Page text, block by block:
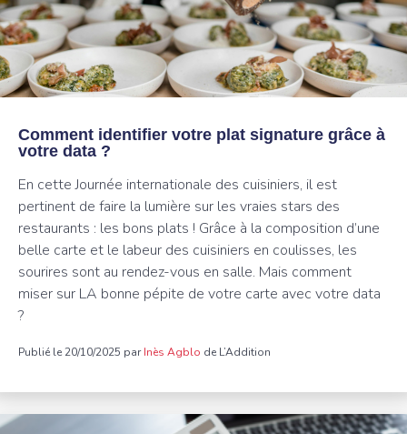
Comment identifier votre plat signature grâce à
votre data ?
En cette Journée internationale des cuisiniers, il est
pertinent de faire la lumière sur les vraies stars des
restaurants : les bons plats ! Grâce à la composition d’une
belle carte et le labeur des cuisiniers en coulisses, les
sourires sont au rendez-vous en salle. Mais comment
miser sur LA bonne pépite de votre carte avec votre data
?
Publié le 20/10/2025 parInès Agblo de L’Addition